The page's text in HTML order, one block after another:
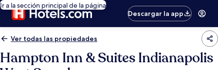
Ir a la sección principal de la página
Descargar la app
Ver todas las propiedades
Hampton Inn & Suites Indianapolis